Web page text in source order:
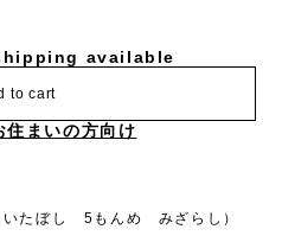
available
to cart
住まいの方向け
たぼし 5もんめ みざらし）